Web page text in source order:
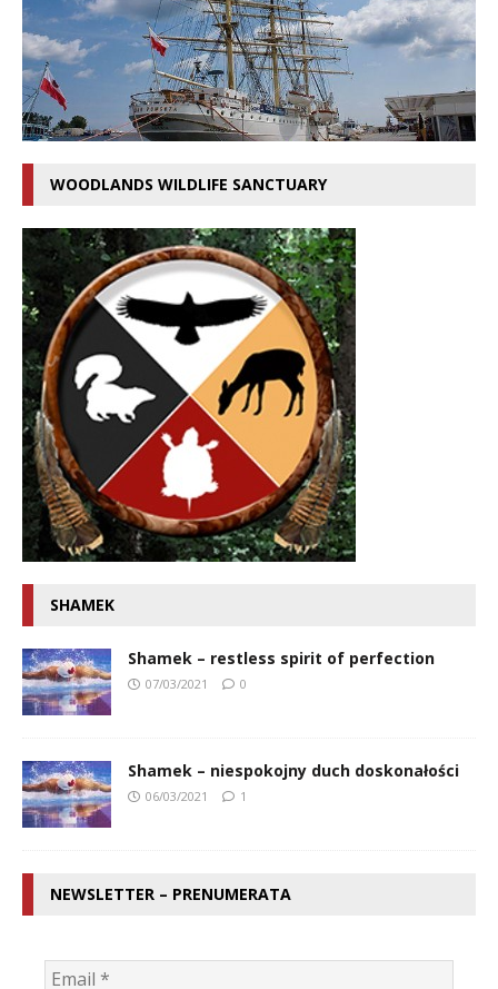
WOODLANDS WILDLIFE SANCTUARY
SHAMEK
Shamek – restless spirit of perfection
07/03/2021 0
Shamek – niespokojny duch doskonałości
06/03/2021 1
NEWSLETTER – PRENUMERATA